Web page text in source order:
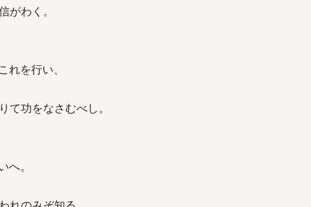
わく。
を行い、
をなさむべし。
。